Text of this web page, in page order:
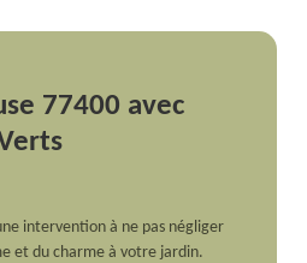
77400 avec
intervention à ne pas négliger
et du charme à votre jardin.